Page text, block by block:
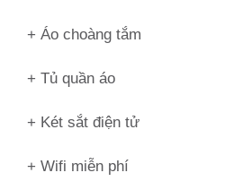
+ Áo choàng tắm
+ Tủ quần áo
+ Két sắt điện tử
+ Wifi miễn phí